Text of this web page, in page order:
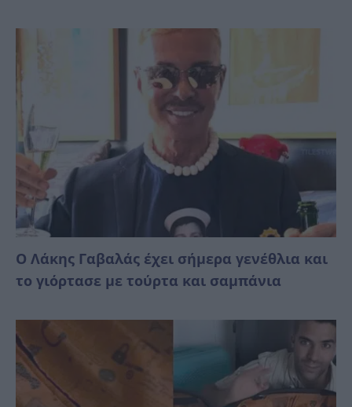
Ο Λάκης Γαβαλάς έχει σήμερα γενέθλια και
το γιόρτασε με τούρτα και σαμπάνια